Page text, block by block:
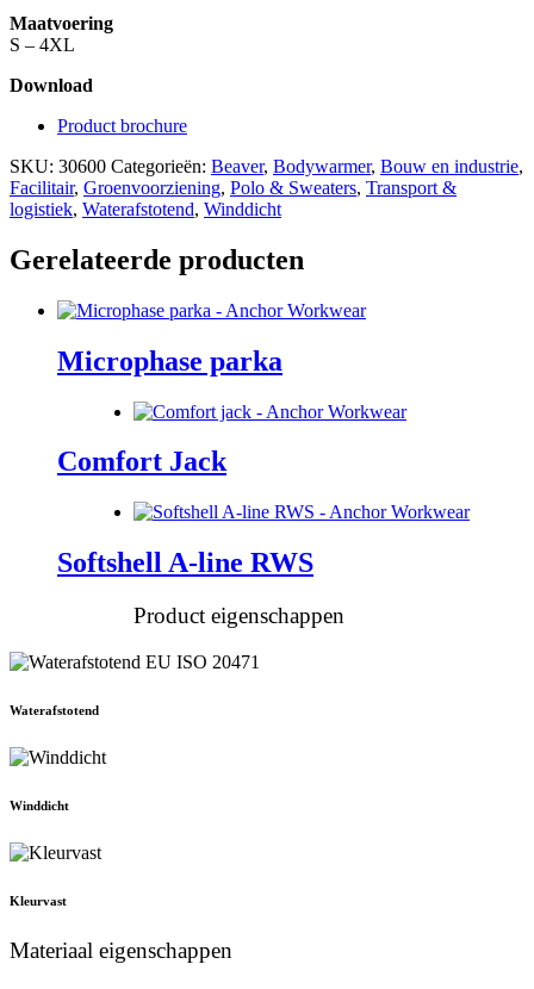
Maatvoering
S – 4XL
Download
Product brochure
SKU: 30600 Categorieën: Beaver, Bodywarmer, Bouw en industrie,
Facilitair, Groenvoorziening, Polo & Sweaters, Transport &
logistiek, Waterafstotend, Winddicht
Gerelateerde producten
Microphase parka
Comfort Jack
Softshell A-line RWS
Product eigenschappen
Waterafstotend
Winddicht
Kleurvast
Materiaal eigenschappen